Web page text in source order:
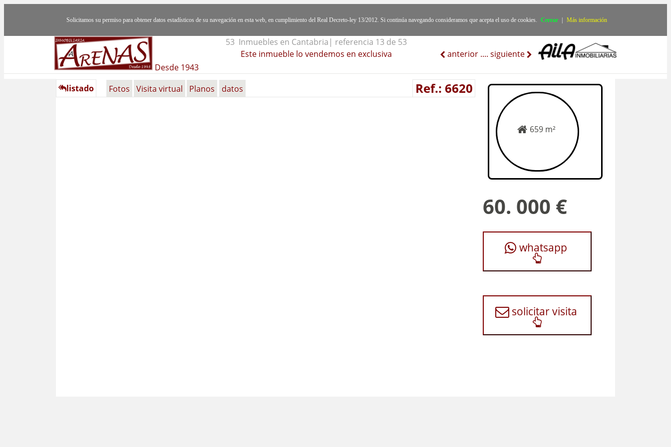
Solicitamos su permiso para obtener datos estadísticos de su navegación en esta web, en cumplimiento del Real Decreto-ley 13/2012. Si continúa navegando consideramos que acepta el uso de cookies. Cerrar Más información
Desde 1943
53 Inmuebles en Cantabria| referencia 13 de 53
Este inmueble lo vendemos en exclusiva
anterior .... siguiente
listado Fotos Visita virtual Planos datos Ref.: 6620
659 m²
60. 000 €
whatsapp
solicitar visita